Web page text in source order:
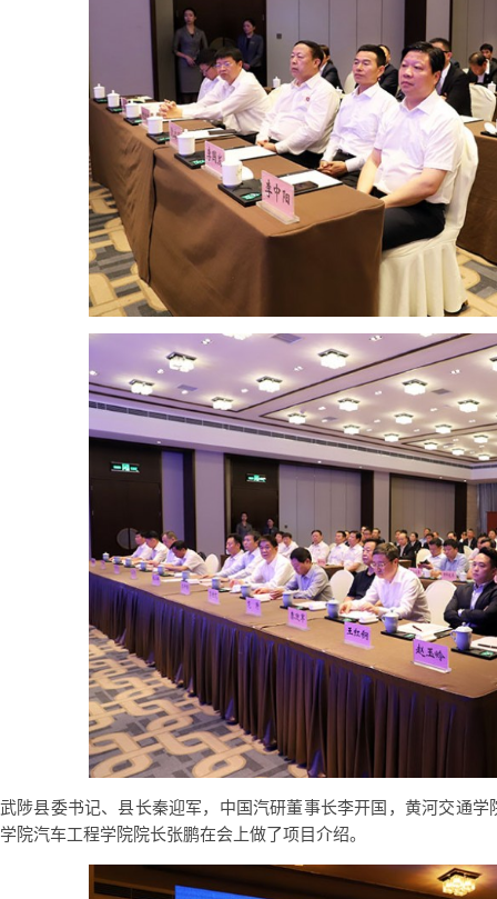
武陟县委书记、县长秦迎军，中国汽研董事长李开国，黄河交通
学院汽车工程学院院长张鹏在会上做了项目介绍。